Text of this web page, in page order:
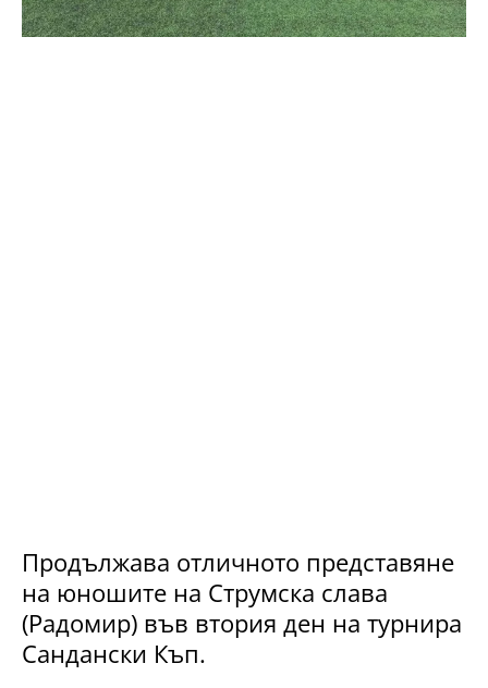
Продължава отличното представяне
на юношите на Струмска слава
(Радомир) във втория ден на турнира
Сандански Къп.